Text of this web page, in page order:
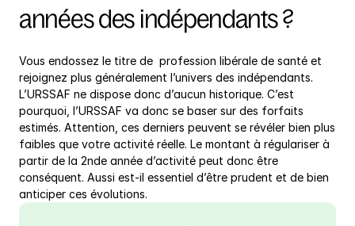
années des indépendants ?
Vous endossez le titre de  profession libérale de santé et
rejoignez plus généralement l’univers des indépendants.
L’URSSAF ne dispose donc d’aucun historique. C’est
pourquoi, l’URSSAF va donc se baser sur des forfaits
estimés. Attention, ces derniers peuvent se révéler bien plus
faibles que votre activité réelle. Le montant à régulariser à
partir de la 2nde année d’activité peut donc être
conséquent. Aussi est-il essentiel d’être prudent et de bien
anticiper ces évolutions.